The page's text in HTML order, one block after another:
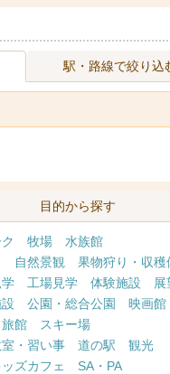
駅・路線で絞り込
目的から探す
牧場
水族館
自然景観
果物狩り・収穫
工場見学 体験施設
展
公園・総合公園
映画館
館
スキー場
・習い事 道の駅
観光
ズカフェ
SA・PA